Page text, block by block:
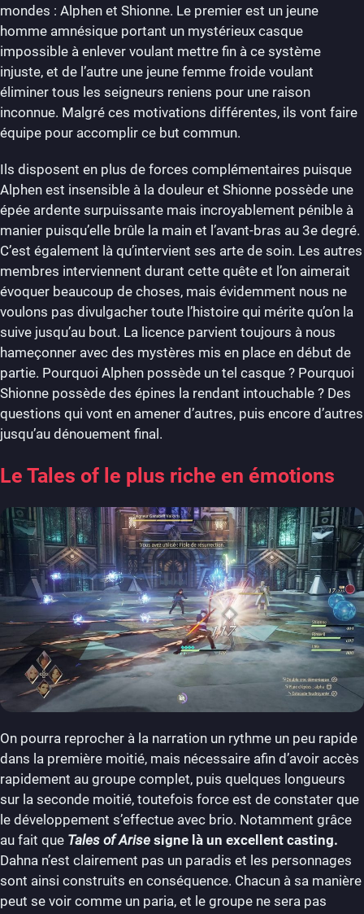
mondes : Alphen et Shionne. Le premier est un jeune
homme amnésique portant un mystérieux casque
impossible à enlever voulant mettre fin à ce système
injuste, et de l’autre une jeune femme froide voulant
éliminer tous les seigneurs reniens pour une raison
inconnue. Malgré ces motivations différentes, ils vont faire
équipe pour accomplir ce but commun.
Ils disposent en plus de forces complémentaires puisque
Alphen est insensible à la douleur et Shionne possède une
épée ardente surpuissante mais incroyablement pénible à
manier puisqu’elle brûle la main et l’avant-bras au 3e degré.
C’est également là qu’intervient ses arte de soin. Les autres
membres interviennent durant cette quête et l’on aimerait
évoquer beaucoup de choses, mais évidemment nous ne
voulons pas divulgacher toute l’histoire qui mérite qu’on la
suive jusqu’au bout. La licence parvient toujours à nous
hameçonner avec des mystères mis en place en début de
partie. Pourquoi Alphen possède un tel casque ? Pourquoi
Shionne possède des épines la rendant intouchable ? Des
questions qui vont en amener d’autres, puis encore d’autres
jusqu’au dénouement final.
Le Tales of le plus riche en émotions
On pourra reprocher à la narration un rythme un peu rapide
dans la première moitié, mais nécessaire afin d’avoir accès
rapidement au groupe complet, puis quelques longueurs
sur la seconde moitié, toutefois force est de constater que
le développement s’effectue avec brio. Notamment grâce
au fait que Tales of Arise signe là un excellent casting.
Dahna n’est clairement pas un paradis et les personnages
sont ainsi construits en conséquence. Chacun à sa manière
peut se voir comme un paria, et le groupe ne sera pas